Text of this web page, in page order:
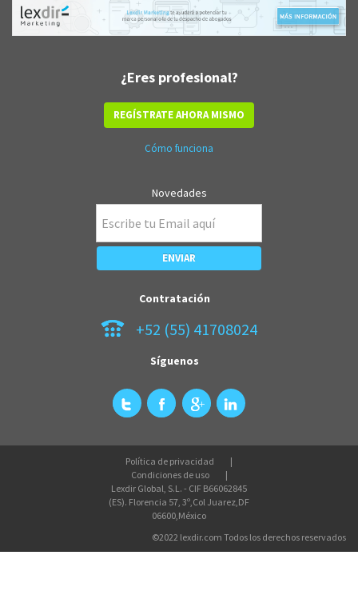
¿Eres profesional?
REGÍSTRATE AHORA MISMO
Cómo funciona
Novedades
Contratación
+52 (55) 41708024
Síguenos
Política de privacidad
Condiciones de uso
Lexdir Global, S.L. - CIF B66062845
(ES). Florencia 57, 3º,Col Juarez,DF
06600,México
©2022 lexdir.com Todos los derechos reservados